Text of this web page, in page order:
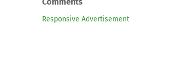
Responsive Advertisement